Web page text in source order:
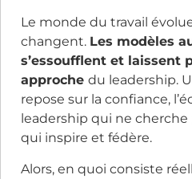
Le monde du travail
changent. Les modèles
s’essoufflent et laissent
approche du leadership.
repose sur la confiance,
leadership qui ne
qui inspire et fédère.
Alors, en quoi consiste